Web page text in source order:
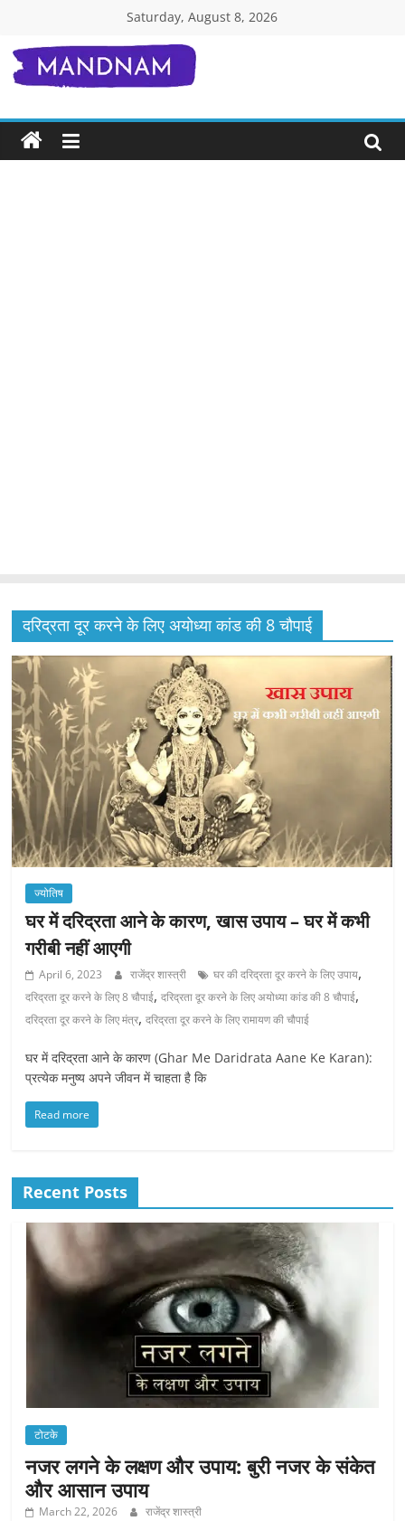
content
Saturday, August 8, 2026
Mandnam.com
जाने
एक-
दरिद्रता दूर करने के लिए अयोध्या कांड की 8 चौपाई
ज्योतिष
घर में दरिद्रता आने के कारण, खास उपाय – घर में कभी
गरीबी नहीं आएगी
April 6, 2023 राजेंद्र शास्त्री घर की दरिद्रता दूर करने के लिए उपाय,
दरिद्रता दूर करने के लिए 8 चौपाई,दरिद्रता दूर करने के लिए अयोध्या कांड की 8 चौपाई,
दरिद्रता दूर करने के लिए मंत्र,दरिद्रता दूर करने के लिए रामायण की चौपाई
घर में दरिद्रता आने के कारण (Ghar Me Daridrata Aane Ke Karan):
प्रत्येक मनुष्य अपने जीवन में चाहता है कि
Read more
Recent Posts
टोटके
नजर लगने के लक्षण और उपाय: बुरी नजर के संकेत
और आसान उपाय
March 22, 2026 राजेंद्र शास्त्री